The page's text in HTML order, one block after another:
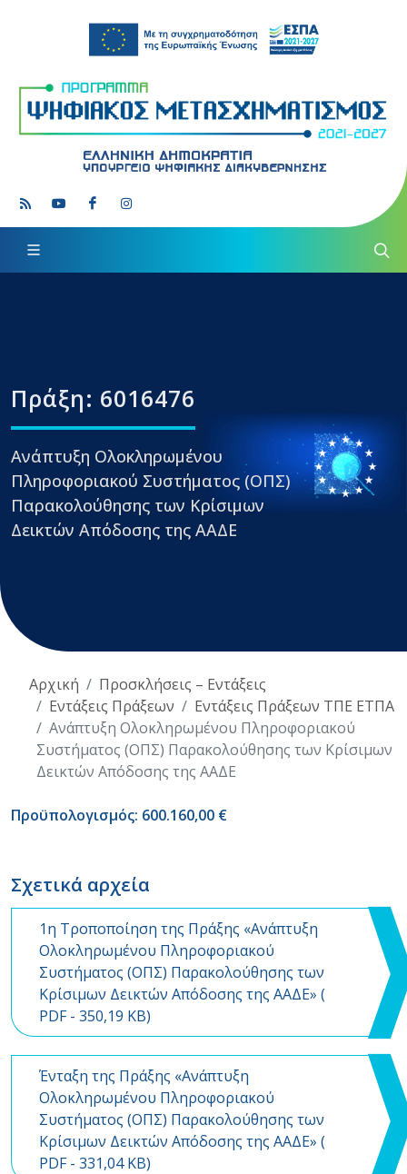
Πράξη: 6016476
Ανάπτυξη Ολοκληρωμένου
Πληροφοριακού Συστήματος (ΟΠΣ)
Παρακολούθησης των Κρίσιμων
Δεικτών Απόδοσης της ΑΑΔΕ
Αρχική
Προσκλήσεις – Εντάξεις
Εντάξεις Πράξεων
Εντάξεις Πράξεων ΤΠΕ ΕΤΠΑ
Ανάπτυξη Ολοκληρωμένου Πληροφοριακού
Συστήματος (ΟΠΣ) Παρακολούθησης των Κρίσιμων
Δεικτών Απόδοσης της ΑΑΔΕ
Προϋπολογισμός: 600.160,00 €
Σχετικά αρχεία
1η Τροποποίηση της Πράξης «Ανάπτυξη
Ολοκληρωμένου Πληροφοριακού
Συστήματος (ΟΠΣ) Παρακολούθησης των
Κρίσιμων Δεικτών Απόδοσης της ΑΑΔΕ» (
PDF- 350,19 KB)
Ένταξη της Πράξης «Ανάπτυξη
Ολοκληρωμένου Πληροφοριακού
Συστήματος (ΟΠΣ) Παρακολούθησης των
Κρίσιμων Δεικτών Απόδοσης της ΑΑΔΕ» (
PDF- 331,04 KB)